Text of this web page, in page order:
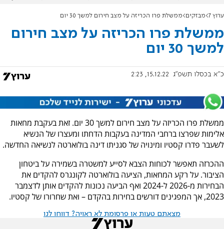
ערוץ 7 מבזקים ממשלת פרו הכריזה על מצב חירום למשך 30 יום
ממשלת פרו הכריזה על מצב חירום
למשך 30 יום
כ"א בכסלו תשפ"ג 15.12.22, 2:23
ממשלת פרו הכריזה על מצב חירום למשך 30 יום. זאת בעקבת מחאות
אלימות שפרצו ברחבי המדינה בעקבות הדחתו ומעצרו של הנשיא
לשעבר פדרו קסטיו ומינויה של סגניתו דינה בולוארטה לנשיאה החדשה.
ההכרזה תאפשר לכוחות הצבא לסייע למשטרה בשמירה על ביטחון
הציבור. על רקע המחאות, הציעה בולוארטה לקונגרס להקדים את
הבחירות מ-2026 ל-2024 ואף הביעה נכונות להקדים אותן לדצמבר
2023, אך המפגינים דורשים בחירות בהקדם – ואת שחרורו של קסטיו.
מצאתם טעות או פרסומת לא ראויה? דווחו לנו